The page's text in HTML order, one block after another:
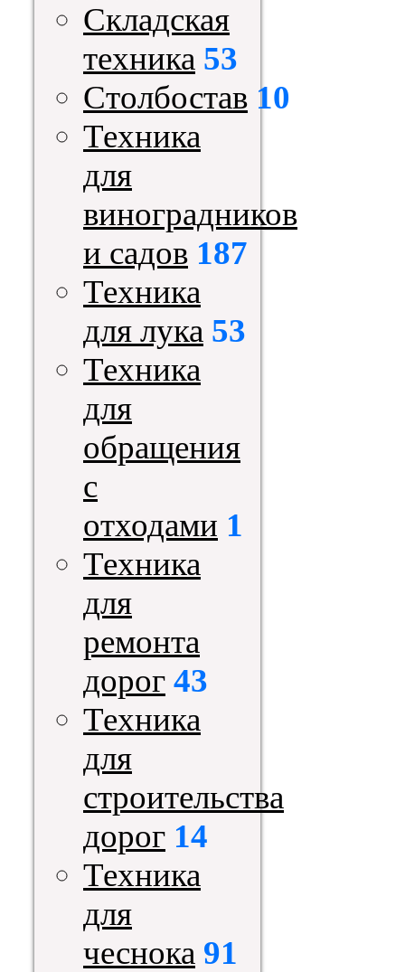
Складская
техника 53
Столбостав 10
Техника
для
виноградников
и садов 187
Техника
для лука 53
Техника
для
обращения
с
отходами 1
Техника
для
ремонта
дорог 43
Техника
для
строительства
дорог 14
Техника
для
чеснока 91